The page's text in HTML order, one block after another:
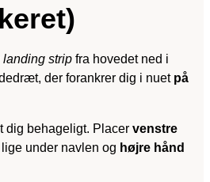
landing strip fra hovedet ned i
der forankrer dig i nuet på
behageligt. Placer venstre
lige under navlen og højre hånd